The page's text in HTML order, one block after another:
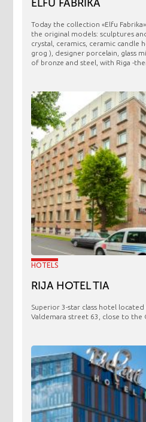
ELFU FABRIKA
Today the collection «Elfu
the original models: sculptures
crystal, ceramics, ceramic candle
grog ), designer porcelain, glass
of bronze and steel, with Riga -
HOTELS
RIJA HOTEL TIA
Superior 3-star class hotel
Valdemara street 63, close to the